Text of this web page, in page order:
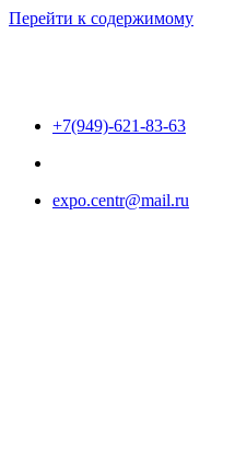
Перейти к содержимому
+7(949)-621-83-63
expo.centr@mail.ru